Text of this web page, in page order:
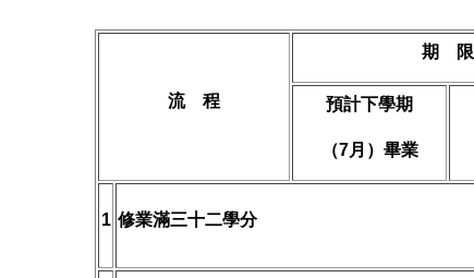
流 程
期 限
預計下學期
（7月）畢業
1 修業滿三十二學分